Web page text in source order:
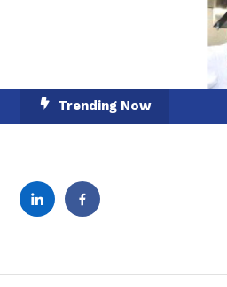
To
Trending Now